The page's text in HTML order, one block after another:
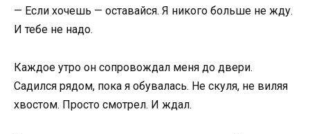
— Если хочешь — оставайся. Я никого больше не жду.
И тебе не надо.
Каждое утро он сопровождал меня до двери.
Садился рядом, пока я обувалась. Не скуля, не виляя
хвостом. Просто смотрел. И ждал.